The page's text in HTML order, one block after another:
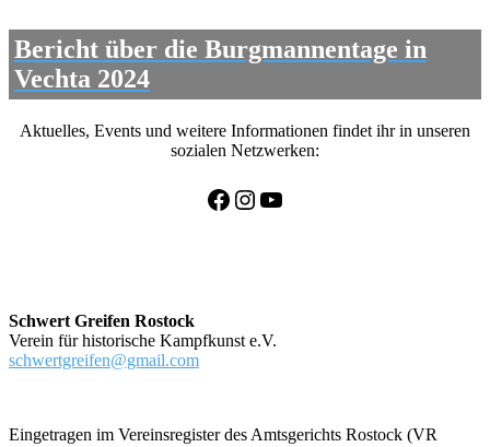
Bericht über die Burgmannentage in
Vechta 2024
Aktuelles, Events und weitere Informationen findet ihr in unseren
sozialen Netzwerken:
Facebook
Instagram
YouTube
Schwert Greifen Rostock
Verein für historische Kampfkunst e.V.
schwertgreifen@gmail.com
Eingetragen im Vereinsregister des Amtsgerichts Rostock (VR